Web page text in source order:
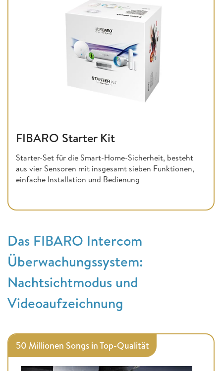
FIBARO Starter Kit
Starter-Set für die Smart-Home-Sicherheit, besteht
aus vier Sensoren mit insgesamt sieben Funktionen,
einfache Installation und Bedienung
Das FIBARO Intercom
Überwachungssystem:
Nachtsichtmodus und
Videoaufzeichnung
50 Millionen Songs in Top-Qualität